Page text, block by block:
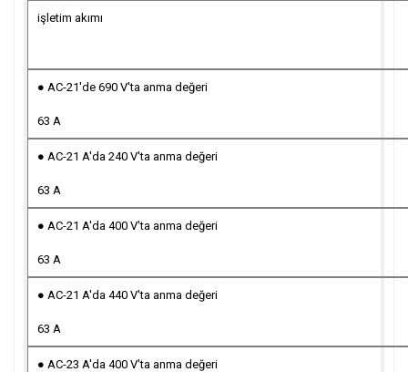
işletim akımı
● AC-21'de 690 V'ta anma değeri
63 A
● AC-21 A'da 240 V'ta anma değeri
63 A
● AC-21 A'da 400 V'ta anma değeri
63 A
● AC-21 A'da 440 V'ta anma değeri
63 A
● AC-23 A'da 400 V'ta anma değeri